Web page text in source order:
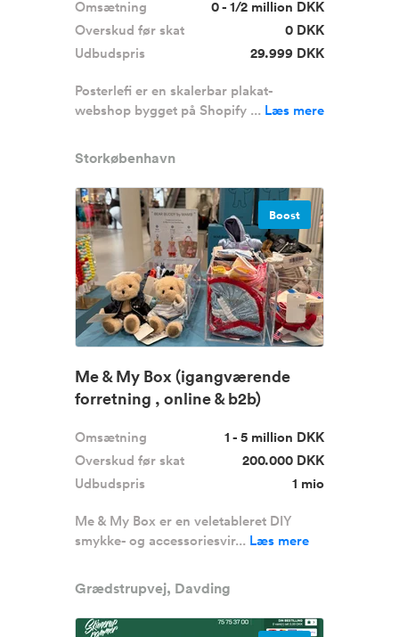
Omsætning
0 - 1/2 million DKK
Overskud før skat
0 DKK
Udbudspris
29.999 DKK
Posterlefi er en skalerbar plakat-
webshop bygget på Shopify ... Læs mere
Storkøbenhavn
Boost
Me & My Box (igangværende
forretning , online & b2b)
Omsætning
1 - 5 million DKK
Overskud før skat
200.000 DKK
Udbudspris
1 mio
Me & My Box er en veletableret DIY
smykke- og accessoriesvir... Læs mere
Grædstrupvej, Davding